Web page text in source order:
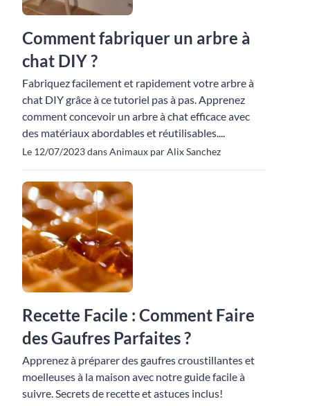
Comment fabriquer un arbre à
chat DIY ?
Fabriquez facilement et rapidement votre arbre à
chat DIY grâce à ce tutoriel pas à pas. Apprenez
comment concevoir un arbre à chat efficace avec
des matériaux abordables et réutilisables....
Le 12/07/2023 dans Animaux par Alix Sanchez
Recette Facile : Comment Faire
des Gaufres Parfaites ?
Apprenez à préparer des gaufres croustillantes et
moelleuses à la maison avec notre guide facile à
suivre. Secrets de recette et astuces inclus!